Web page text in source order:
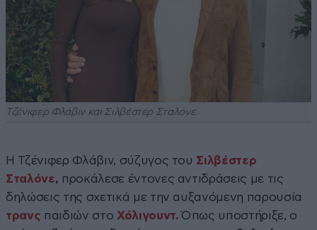
Τζένιφερ Φλάβιν και Σιλβέστερ Σταλόνε
Η Τζένιφερ Φλάβιν, σύζυγος του Σιλβέστερ
Σταλόνε, προκάλεσε έντονες αντιδράσεις με τις
δηλώσεις της σχετικά με την αυξανόμενη παρουσία
τρανς παιδιών στο Χόλιγουντ.Όπως υποστήριξε, ο